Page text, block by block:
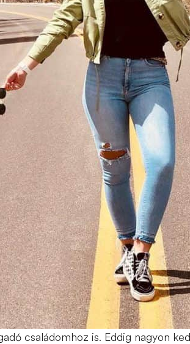
családomhoz is. Eddig nagyon